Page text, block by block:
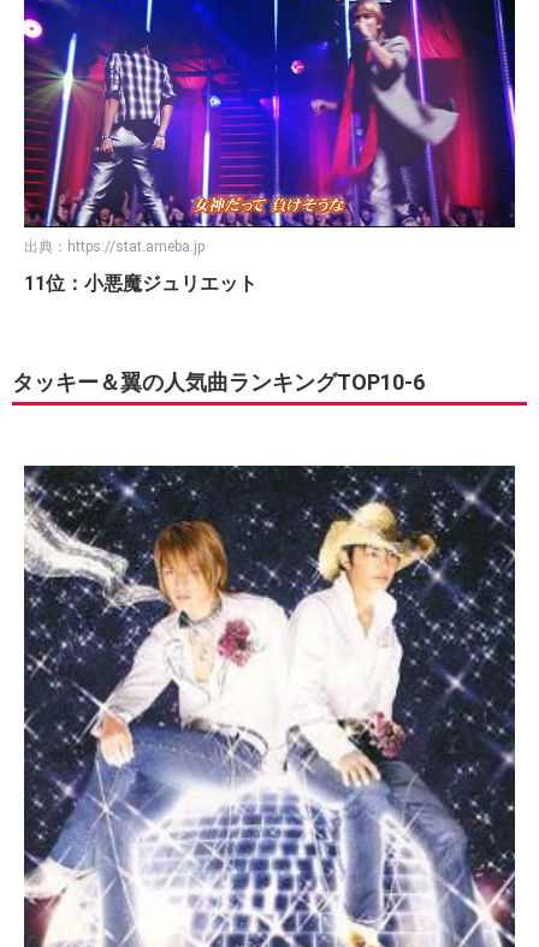
出典： https://stat.ameba.jp
11位：小悪魔ジュリエット
タッキー＆翼の人気曲ランキングTOP10-6